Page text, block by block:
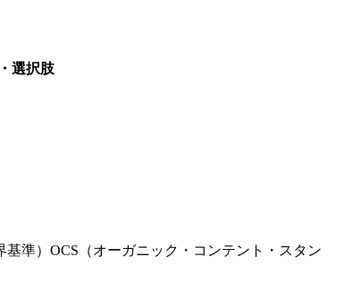
選択肢
準） OCS（オーガニック・コンテント・スタン